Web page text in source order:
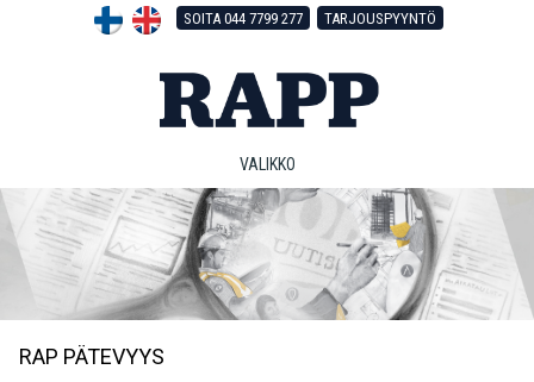
SOITA 044 7799 277 TARJOUSPYYNTÖ
VALIKKO
RAP PÄTEVYYS